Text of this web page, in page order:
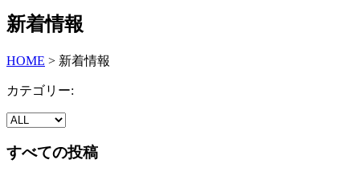
新着情報
HOME > 新着情報
カテゴリー:
すべての投稿